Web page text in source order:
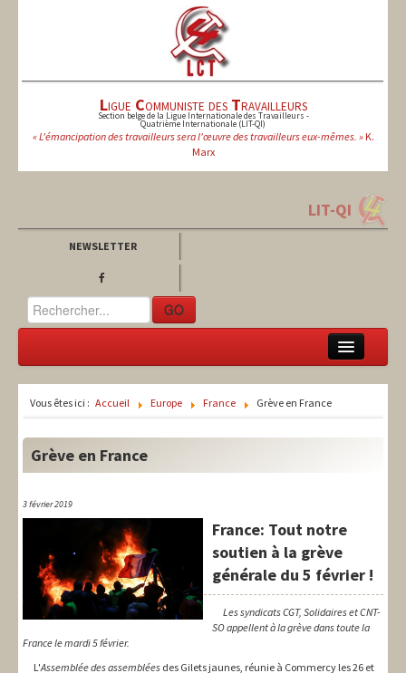
Ligue Communiste des Travailleurs
Section belge de la Ligue Internationale des Travailleurs -
Quatrième Internationale (LIT-QI)
« L'émancipation des travailleurs sera l'œuvre des travailleurs eux-mêmes. »K.
Marx
LIT-QI
NEWSLETTER
GO
Théorie
Europe
International
Syndical
Thèmes
Vous êtes ici : Accueil Europe France Grève en France
Grève en France
3 février 2019
France: Tout notre
soutien à la grève
générale du 5 février !
Les syndicats CGT, Solidaires et CNT-
SO appellent à la grève dans toute la
France le mardi 5 février.
L'Assemblée des assemblées des Gilets jaunes, réunie à Commercy les 26 et